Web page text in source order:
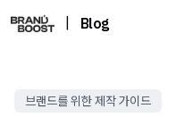
Blog
브랜드를 위한 제작 가이드